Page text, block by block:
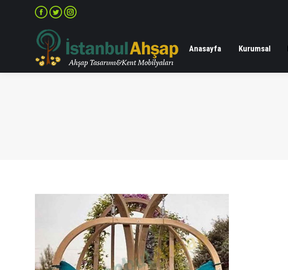
Facebook
TwitterInstagram
Anasayfa Kurumsal